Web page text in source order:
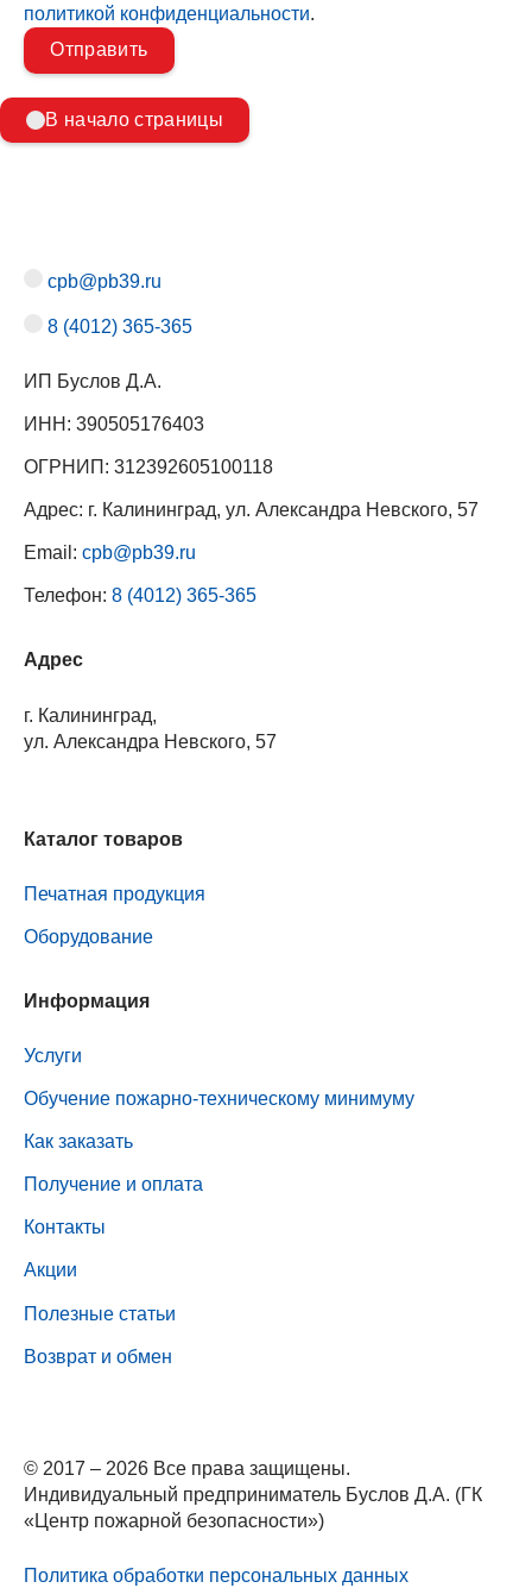
политикой конфиденциальности.
В начало страницы
cpb@pb39.ru
8 (4012) 365-365
ИП Буслов Д.А.
ИНН: 390505176403
ОГРНИП: 312392605100118
Адрес: г. Калининград, ул. Александра Невского, 57
Email: cpb@pb39.ru
Телефон: 8 (4012) 365-365
Адрес
г. Калининград,
ул. Александра Невского, 57
Каталог товаров
Печатная продукция
Оборудование
Информация
Услуги
Обучение пожарно-техническому минимуму
Как заказать
Получение и оплата
Контакты
Акции
Полезные статьи
Возврат и обмен
© 2017 – 2026 Все права защищены.
Индивидуальный предприниматель Буслов Д.А. (ГК
«Центр пожарной безопасности»)
Политика обработки персональных данных